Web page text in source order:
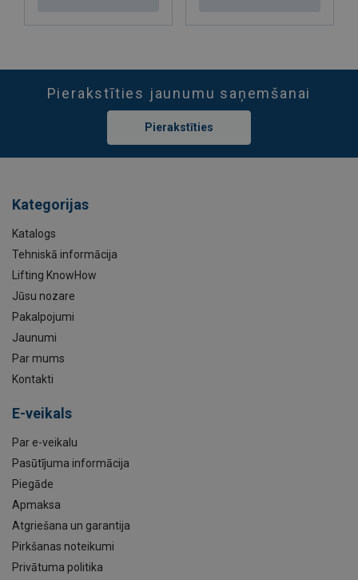
Pierakstīties jaunumu saņemšanai
Pierakstīties
Kategorijas
Katalogs
Tehniskā informācija
Lifting KnowHow
Jūsu nozare
Pakalpojumi
Jaunumi
Par mums
Kontakti
E-veikals
Par e-veikalu
Pasūtījuma informācija
Piegāde
Apmaksa
Atgriešana un garantija
Pirkšanas noteikumi
Privātuma politika